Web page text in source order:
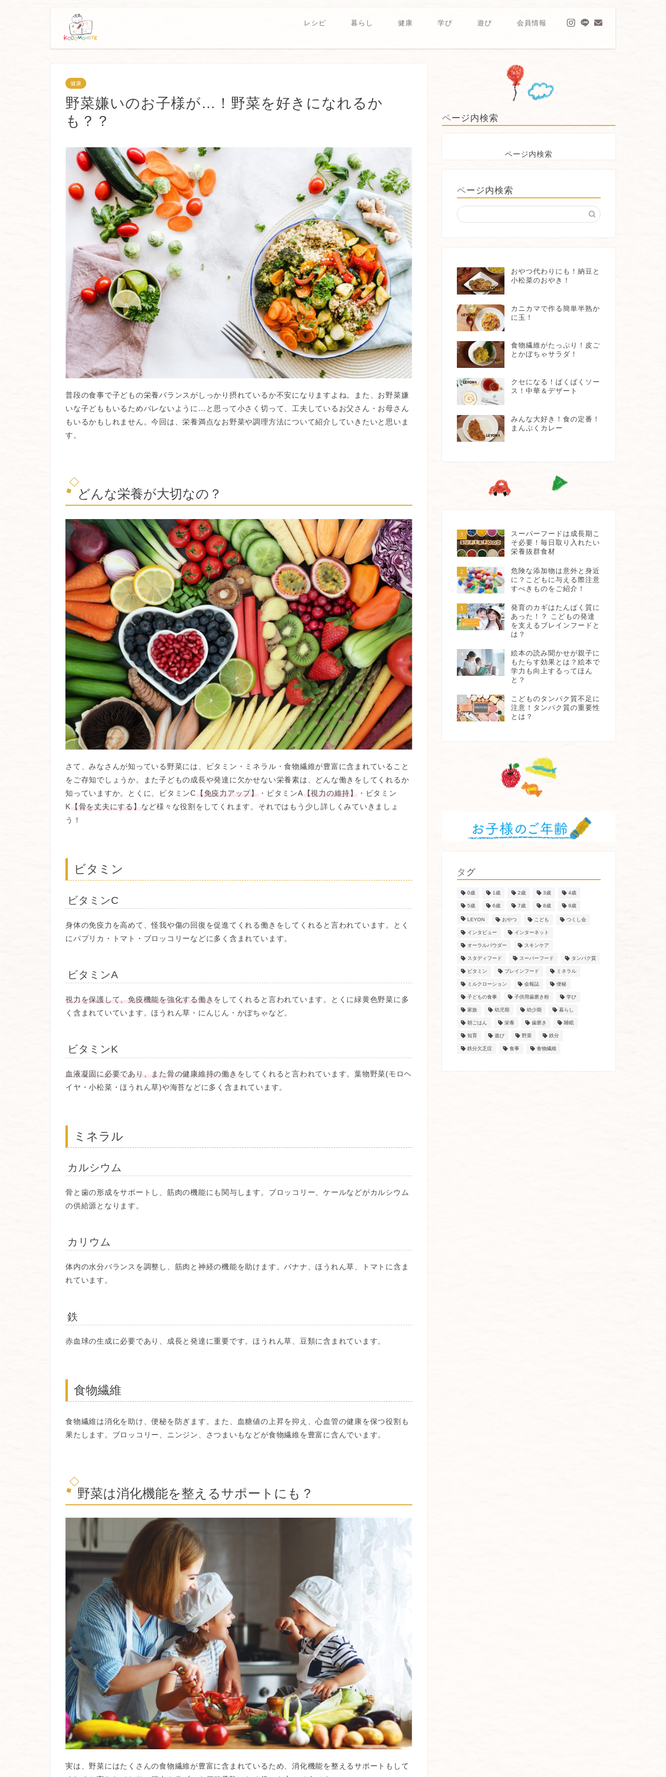
レシピ 暮らし 健康 学び 遊び 会員情報
健康
野菜嫌いのお子様が…！野菜を好きになれるか
も？？
普段の食事で子どもの栄養バランスがしっかり摂れているか不安になりますよね。また、お野菜嫌
いな子どももいるためバレないように…と思って小さく切って、工夫しているお父さん・お母さん
もいるかもしれません。今回は、栄養満点なお野菜や調理方法について紹介していきたいと思いま
す。
どんな栄養が大切なの？
さて、みなさんが知っている野菜には、ビタミン・ミネラル・食物繊維が豊富に含まれていること
をご存知でしょうか。また子どもの成長や発達に欠かせない栄養素は、どんな働きをしてくれるか
知っていますか。とくに、ビタミンC
【免疫力アップ】 ・ビタミンA 【視力の維持】
・ビタミン
K
【骨を丈夫にする】 など様々な役割をしてくれます。それではもう少し詳しくみていきましょ
う！
ビタミン
ビタミンC
身体の免疫力を高めて、怪我や傷の回復を促進てくれる働き をしてくれると言われています。とく
にパプリカ・トマト・ブロッコリーなどに多く含まれています。
ビタミンA
視力を保護して、免疫機能を強化する働き をしてくれると言われています。とくに緑黄色野菜に多
く含まれていています。ほうれん草・にんじん・かぼちゃなど。
ビタミンK
血液凝固に必要であり、また骨の健康維持の働き をしてくれると言われています。葉物野菜(モロヘ
イヤ・小松菜・ほうれん草)や海苔などに多く含まれています。
ミネラル
カルシウム
骨と歯の形成をサポートし、筋肉の機能にも関与します。ブロッコリー、ケールなどがカルシウム
の供給源となります。
カリウム
体内の水分バランスを調整し、筋肉と神経の機能を助けます。バナナ、ほうれん草、トマトに含ま
れています。
鉄
赤血球の生成に必要であり、成長と発達に重要です。ほうれん草、豆類に含まれています。
食物繊維
食物繊維は消化を助け、便秘を防ぎます。また、血糖値の上昇を抑え、心血管の健康を保つ役割も
果たします。ブロッコリー、ニンジン、さつまいもなどが食物繊維を豊富に含んでいます。
野菜は消化機能を整えるサポートにも？
実は、野菜にはたくさんの食物繊維が豊富に含まれているため、消化機能を整えるサポートもして
ページ内検索
ページ内検索
ページ内検索
おやつ代わりにも！納豆と
小松菜のおやき！
カニカマで作る簡単半熟か
に玉！
食物繊維がたっぷり！皮ご
とかぼちゃサラダ！
クセになる！ぱくぱくソー
ス！中華＆デザート
みんな大好き！食の定番！
まんぷくカレー
1
スーパーフードは成長期こ
そ必要！毎日取り入れたい
栄養抜群食材
2
危険な添加物は意外と身近
に？こどもに与える際注意
すべきものをご紹介！
3
発育のカギはたんぱく質に
あった！？ こどもの発達
を支えるブレインフードと
は？
4
絵本の読み聞かせが親子に
もたらす効果とは？絵本で
学力も向上するってほん
と？
5
こどものタンパク質不足に
注意！タンパク質の重要性
とは？
タグ
0歳 1歳 2歳 3歳 4歳
5歳 6歳 7歳 8歳 9歳
LEYON おやつ こども つくし会
インタビュー インターネット
オーラルパウダー スキンケア
スタディフード スーパーフード タンパク質
ビタミン ブレインフード ミネラル
ミルクローション 会報誌 便秘
子どもの食事 子供用歯磨き粉 学び
家族 幼児期 幼少期 暮らし
朝ごはん 栄養 歯磨き 睡眠
知育 遊び 野菜 鉄分
鉄分欠乏症 食事 食物繊維